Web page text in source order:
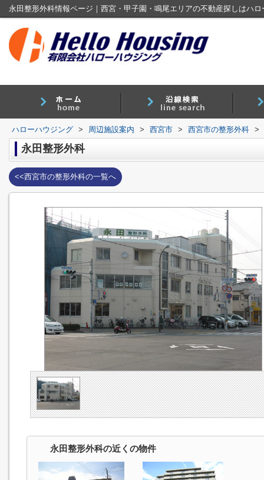
永田整形外科情報ページ｜西宮・甲子園・鳴尾エリアの不動産探しはハロ
ハローハウジング > 周辺施設案内 > 西宮市 > 西宮市の整形外科 >
永田整形外科
<<西宮市の整形外科の一覧へ
永田整形外科の近くの物件